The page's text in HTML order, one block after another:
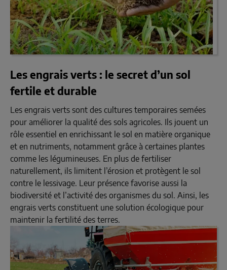
Les engrais verts : le secret d’un sol
fertile et durable
Les engrais verts sont des cultures temporaires semées
pour améliorer la qualité des sols agricoles. Ils jouent un
rôle essentiel en enrichissant le sol en matière organique
et en nutriments, notamment grâce à certaines plantes
comme les légumineuses. En plus de fertiliser
naturellement, ils limitent l’érosion et protègent le sol
contre le lessivage. Leur présence favorise aussi la
biodiversité et l’activité des organismes du sol. Ainsi, les
engrais verts constituent une solution écologique pour
maintenir la fertilité des terres.